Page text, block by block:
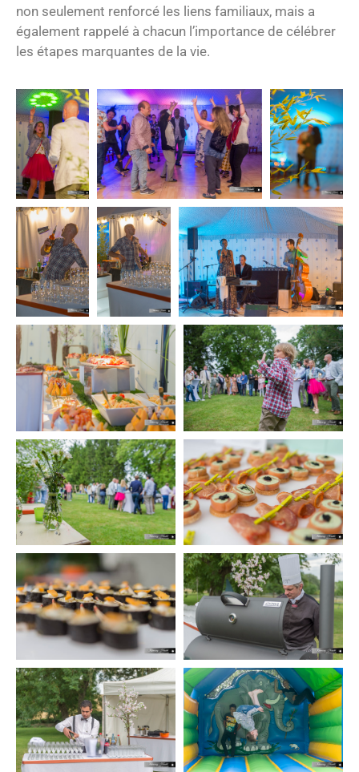
non seulement renforcé les liens familiaux, mais a
également rappelé à chacun l’importance de célébrer
les étapes marquantes de la vie.